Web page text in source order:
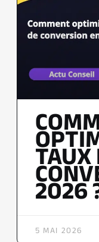
TAUX
2026
5 MAI 2026